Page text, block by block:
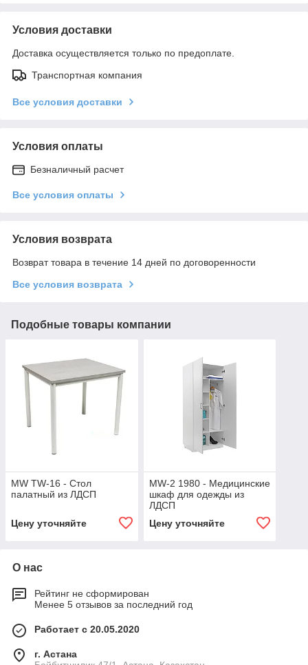
Условия доставки
Доставка осуществляется только по предоплате.
Транспортная компания
Все условия доставки
Условия оплаты
Безналичный расчет
Все условия оплаты
Условия возврата
Возврат товара в течение 14 дней по договоренности
Все условия возврата
Подобные товары компании
MW ТW-16 - Стол
палатный из ЛДСП
Цену уточняйте
MW-2 1980 - Медицинские
шкаф для одежды из
ЛДСП
Цену уточняйте
О нас
Рейтинг не сформирован
Менее 5 отзывов за последний год
Работает с 20.05.2020
г. Астана